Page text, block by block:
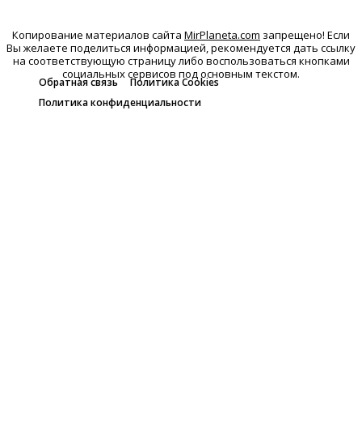
Копирование материалов сайта MirPlaneta.com запрещено! Если
Вы желаете поделиться информацией, рекомендуется дать ссылку
на соответствующую страницу либо воспользоваться кнопками
социальных сервисов под основным текстом.
Обратная связь
Политика Cookies
Политика конфиденциальности